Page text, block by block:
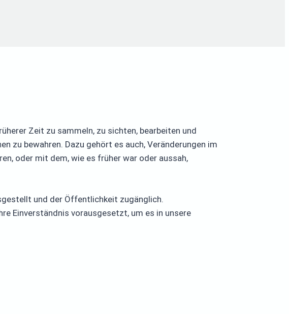
Zeit zu sammeln, zu sichten, bearbeiten und
zu bewahren. Dazu gehört es auch, Veränderungen im
oder mit dem, wie es früher war oder aussah,
und der Öffentlichkeit zugänglich.
Einverständnis vorausgesetzt, um es in unsere